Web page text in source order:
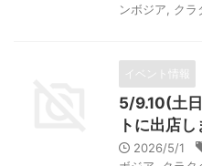
ンボジア
クラ
イベント情報
5/9.10(土
トに出店し
2026/5/1